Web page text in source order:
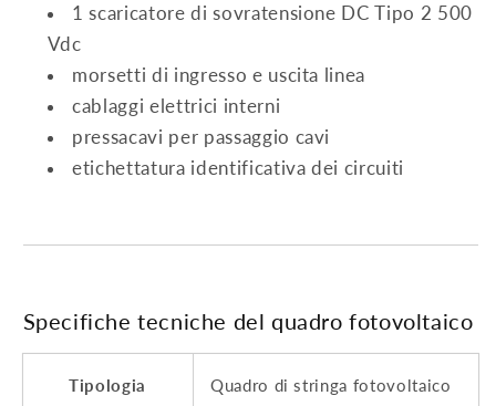
1 scaricatore di sovratensione DC Tipo 2 500
Vdc
morsetti di ingresso e uscita linea
cablaggi elettrici interni
pressacavi per passaggio cavi
etichettatura identificativa dei circuiti
Specifiche tecniche del quadro fotovoltaico
Tipologia
Quadro di stringa fotovoltaico